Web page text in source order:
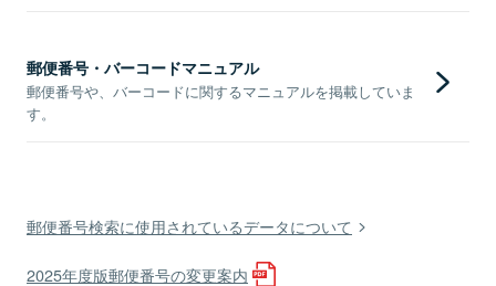
郵便番号・バーコードマニュアル
郵便番号や、バーコードに関するマニュアルを掲載していま
す。
郵便番号検索に使用されているデータについて
2025年度版郵便番号の変更案内